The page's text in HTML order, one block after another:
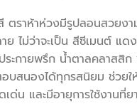
ตราห้าห่วงมีรูปลอนสวยงา
ย ไม่ว่าจะเป็น สีซีเมนต์ แ
ระกายพรึก น้ำตาลคลาสสิ
อบสนองได้ทุกรสนิยม ช่วย
ด่น และมีอายุการใช้งานที่ย